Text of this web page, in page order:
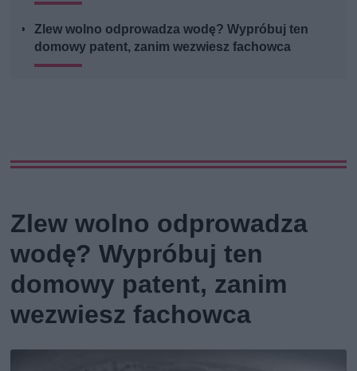
Zlew wolno odprowadza wodę? Wypróbuj ten
domowy patent, zanim wezwiesz fachowca
Zlew wolno odprowadza
wodę? Wypróbuj ten
domowy patent, zanim
wezwiesz fachowca